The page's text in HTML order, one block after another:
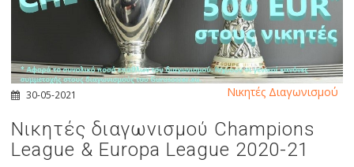
30-05-2021
Νικητές διαγωνισμού Champions
League & Europa League 2020-21
Νικητές Διαγωνισμού